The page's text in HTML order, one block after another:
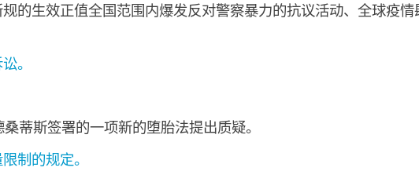
的生效正值全国范围内爆发反对警察暴力的抗议活动、全球疫
。
蒂斯签署的一项新的堕胎法提出质疑。
制的规定。